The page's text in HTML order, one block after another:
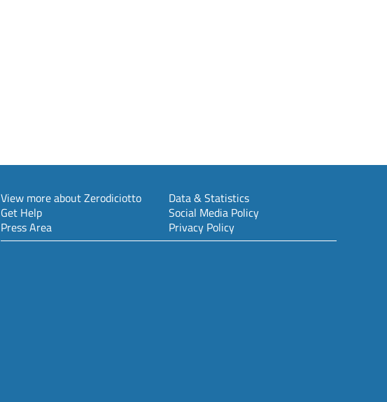
View more about Zerodiciotto
Get Help
Press Area
Data & Statistics
Social Media Policy
Privacy Policy